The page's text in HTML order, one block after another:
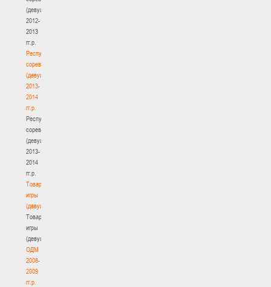
(девушки)
2012-
2013
гг.р.
Республиканские
соревнования
(девушки)
2013-
2014
гг.р.
Республиканские
соревнования
(девушки)
2013-
2014
гг.р.
Товарищеские
игры
(девушки)
Товарищеские
игры
(девушки)
ОДМ
2008-
2009
гг.р.